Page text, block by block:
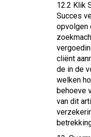
12.2 Klik
Succes
opvolgen
cliënt
de in de
welken
behoeve
van dit